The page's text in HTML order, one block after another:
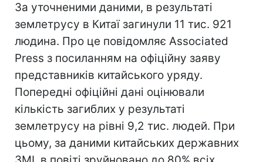
За уточненими даними, в результаті
землетрусу в Китаї загинули 11 тис. 921
людина. Про це повідомляє Associated
Press з посиланням на офіційну заяву
представників китайського уряду.
Попередні офіційні дані оцінювали
кількість загиблих у результаті
землетрусу на рівні 9,2 тис. людей. При
цьому, за даними китайських державних